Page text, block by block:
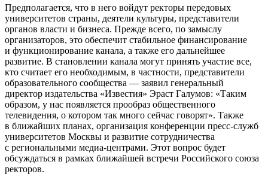
Предполагается, что в него войдут ректоры передовых
университетов страны, деятели культуры, представители
органов власти и бизнеса. Прежде всего, по замыслу
организаторов, это обеспечит стабильное финансирование
и функционирование канала, а также его дальнейшее
развитие. В становлении канала могут принять участие все,
кто считает его необходимым, в частности, представители
образовательного сообщества — заявил генеральный
директор издательства «Известия» Эраст Галумов: «Таким
образом, у нас появляется прообраз общественного
телевидения, о котором так много сейчас говорят». Также
в ближайших планах, организация конференции пресс-служб
университетов Москвы и развитие сотрудничества
с региональными медиа-центрами. Этот вопрос будет
обсуждаться в рамках ближайшей встречи Российского союза
ректоров.